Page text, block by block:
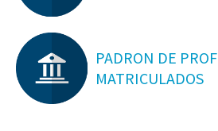
PADRON DE
MATRICULADOS